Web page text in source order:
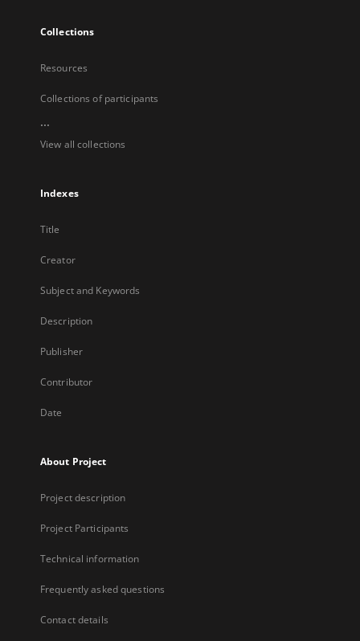
Collections
Resources
Collections of participants
...
View all collections
Indexes
Title
Creator
Subject and Keywords
Description
Publisher
Contributor
Date
About Project
Project description
Project Participants
Technical information
Frequently asked questions
Contact details